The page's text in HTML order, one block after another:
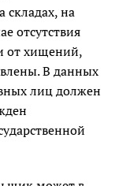
складах, на
отсутствия
от хищений,
В данных
лиц должен